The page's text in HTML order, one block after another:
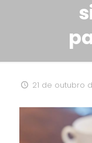
21 de outubro